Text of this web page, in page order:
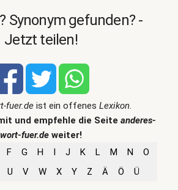
Synonym gefunden? -
Jetzt teilen!
fuer.deist ein offenes Lexikon.
und empfehle die Seite anderes-
wort-fuer.de weiter!
F G H I J K L M N
O
U V W X Y Z Ä Ö Ü